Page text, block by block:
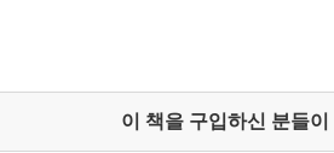
이 책을 구입하신 분들이